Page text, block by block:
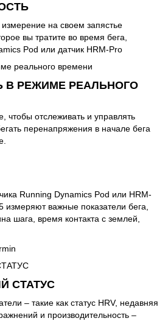
на своем запястье
вы тратите во время бега,
Pod или датчик HRM-Pro
РЕЖИМЕ РЕАЛЬНОГО
чтобы отслеживать и управлять
перенапряжения в начале бега
Running Dynamics Pod или HRM-
измеряют важные показатели бега,
шага, время контакта с землей,
СТАТУС
– такие как статус HRV, недавняя
и производительность –